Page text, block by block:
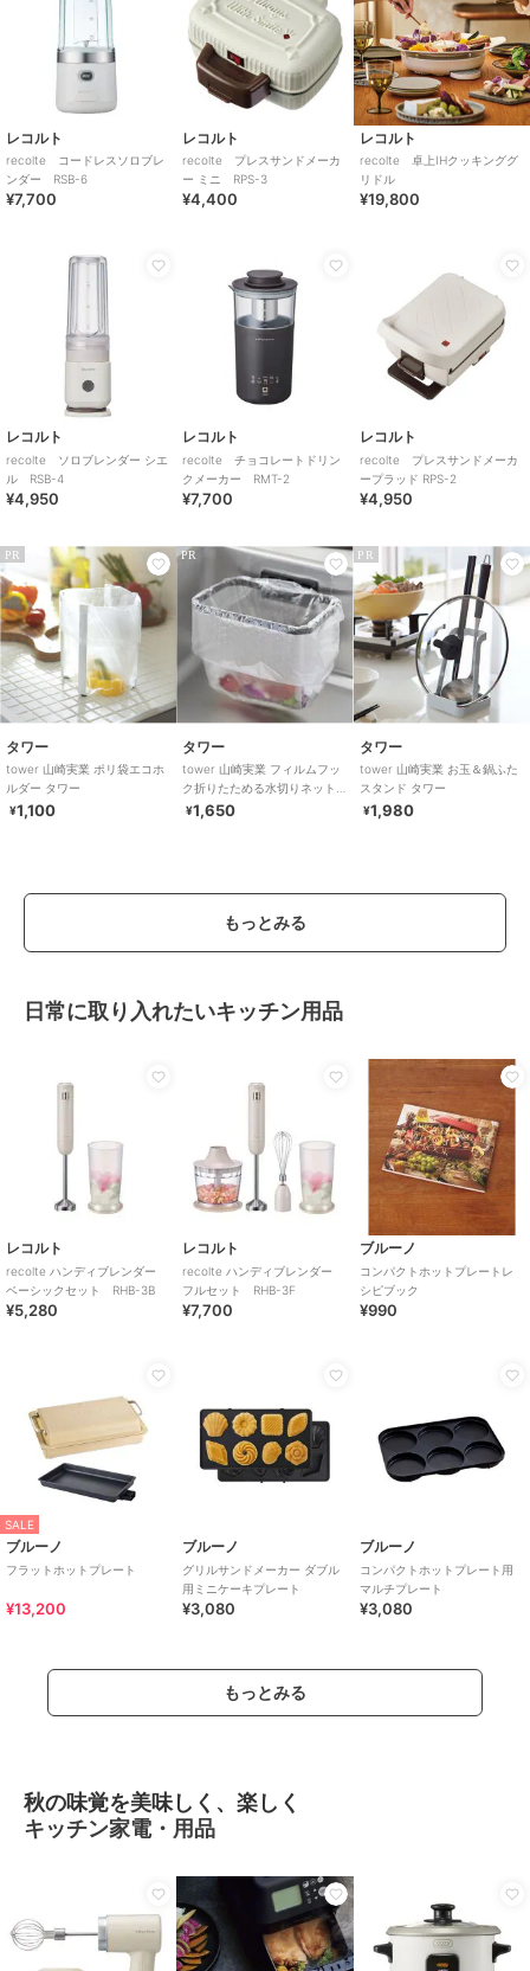
レコルト
recolte コードレスソロブレ
ンダー RSB-6
¥7,700
レコルト
recolte プレスサンドメーカ
ー ミニ RPS-3
¥4,400
レコルト
recolte 卓上IHクッキンググ
リドル
¥19,800
レコルト
recolte ソロブレンダー シエ
ル RSB-4
¥4,950
レコルト
recolte チョコレートドリン
クメーカー RMT-2
¥7,700
レコルト
recolte プレスサンドメーカ
ープラッド RPS-2
¥4,950
PR
タワー
tower 山崎実業 ポリ袋エコホ
ルダー タワー
¥1,100
PR
タワー
tower 山崎実業 フィルムフッ
ク折りたためる水切りネット
ホルダー タワー
¥1,650
PR
タワー
tower 山崎実業 お玉＆鍋ふた
スタンド タワー
¥1,980
もっとみる
日常に取り入れたいキッチン用品
レコルト
recolte ハンディブレンダー
ベーシックセット RHB-3B
¥5,280
レコルト
recolte ハンディブレンダー
フルセット RHB-3F
¥7,700
ブルーノ
コンパクトホットプレートレ
シピブック
¥990
SALE
ブルーノ
フラットホットプレート
¥13,200
ブルーノ
グリルサンドメーカー ダブル
用ミニケーキプレート
¥3,080
ブルーノ
コンパクトホットプレート用
マルチプレート
¥3,080
もっとみる
秋の味覚を美味しく、楽しく
キッチン家電・用品